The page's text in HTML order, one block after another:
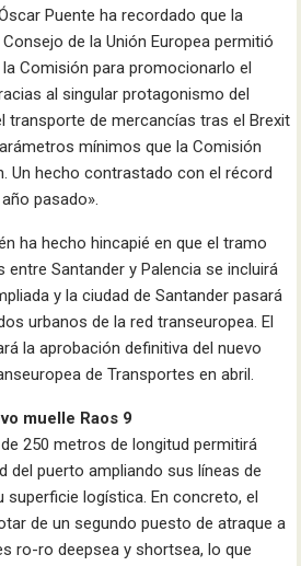
Puente ha recordado que la
de la Unión Europea permitió
Comisión para promocionarlo el
al singular protagonismo del
transporte de mercancías tras el Brexit
mínimos que la Comisión
Un hecho contrastado con el récord
pasado».
ha hecho hincapié en que el tramo
Santander y Palencia se incluirá
y la ciudad de Santander pasará
urbanos de la red transeuropea. El
la aprobación definitiva del nuevo
de Transportes en abril.
muelle Raos 9
250 metros de longitud permitirá
del puerto ampliando sus líneas de
superficie logística. En concreto, el
de un segundo puesto de atraque a
ro-ro deepsea y shortsea, lo que